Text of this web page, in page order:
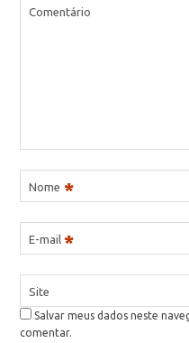
Comentário
Nome *
E-mail *
Site
Salvar meus dados neste
comentar.